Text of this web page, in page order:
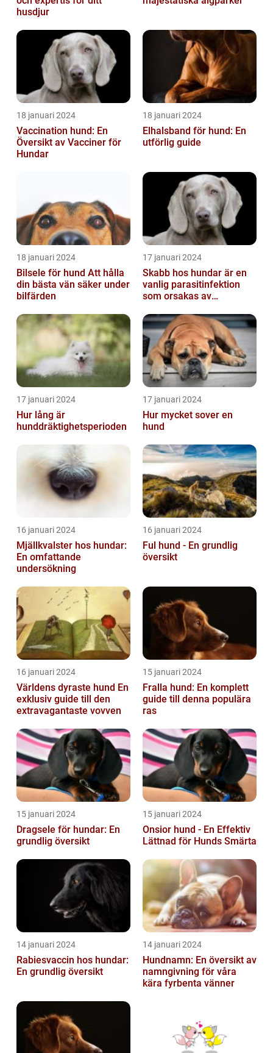
husdjur
18 januari 2024
Vaccination hund: En
Översikt av Vacciner för
Hundar
18 januari 2024
Elhalsband för hund: En
utförlig guide
18 januari 2024
Bilsele för hund Att hålla
din bästa vän säker under
bilfärden
17 januari 2024
Skabb hos hundar är en
vanlig parasitinfektion
som orsakas av
scabiei
17 januari 2024
Hur lång är
hunddräktighetsperioden
17 januari 2024
Hur mycket sover en
hund
16 januari 2024
Mjällkvalster hos hundar:
En omfattande
undersökning
16 januari 2024
Ful hund - En grundlig
översikt
16 januari 2024
Världens dyraste hund En
exklusiv guide till den
extravagantaste vovven
15 januari 2024
Fralla hund: En komplett
guide till denna populära
ras
15 januari 2024
Dragsele för hundar: En
grundlig översikt
15 januari 2024
Onsior hund - En Effektiv
Lättnad för Hunds Smärta
14 januari 2024
Rabiesvaccin hos hundar:
En grundlig översikt
14 januari 2024
Hundnamn: En översikt av
namngivning för våra
kära fyrbenta vänner